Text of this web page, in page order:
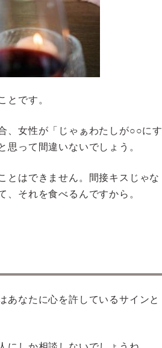
とです。
、女性が「じゃぁわたしが○○にす
思って間違いないでしょう。
とはできません。間接キスじゃな
それを食べるんですから。
あなたに心を許しているサインと